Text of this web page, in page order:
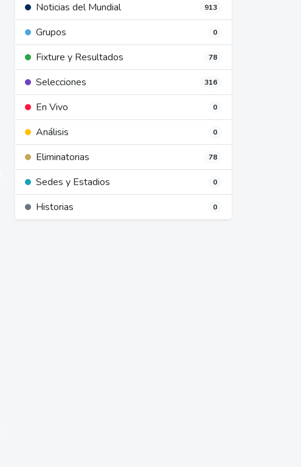
Noticias del Mundial 913
Grupos 0
Fixture y Resultados 78
Selecciones 316
En Vivo 0
Análisis 0
Eliminatorias 78
Sedes y Estadios 0
Historias 0